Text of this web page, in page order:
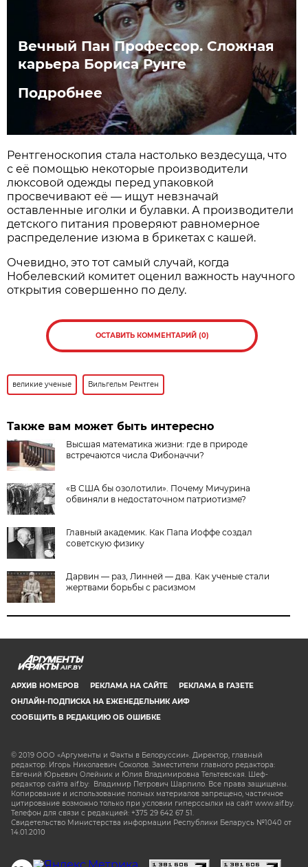
Вечный Пан Профессор. Сложная
карьера Бориса Рунге
Подробнее
Рентгеноскопия стала настолько вездесуща, что
с её помощью некоторые производители
люксовой одежды перед упаковкой
просвечивают её — ищут невзначай
оставленные иголки и булавки. А производители
детского питания проверяют равномерное
распределение изюма в брикетах с кашей.
Очевидно, это тот самый случай, когда
Нобелевский комитет оценил важность научного
открытия совершенно по делу.
ОСТАВИТЬ КОММЕНТАРИЙ (0)
великие ученые Вильгельм Рентген
Также вам может быть интересно
Высшая математика жизни: где в природе
встречаются числа Фибоначчи?
«В США бы озолотили». Почему Мичурина
обвиняли в недостаточном патриотизме?
Главный академик. Как Папа Иоффе создал
советскую физику
Дарвин — раз, Линней — два. Как ученые стали
жертвами борьбы с расизмом
AIF.BY
АРХИВ НОМЕРОВ РЕКЛАМА НА САЙТЕ
РЕКЛАМА В ГАЗЕТЕ
ОНЛАЙН-ПОДПИСКА НА ЕЖЕНЕДЕЛЬНИК АИФ
СООБЩИТЬ В РЕДАКЦИЮ ОБ ОШИБКЕ
© 2019 ООО «Аргументы и Факты в Белоруссии». Директор, главный
редактор: Игорь Николаевич Соколов. Заместители главного редактора:
Евгений Юрьевич Олейник и Юлия Владимировна Тельтевская. Шеф-
редактор сайта aif.by: Владимир Петрович Шарпило. Все права защищены.
Копирование и использование полных материалов запрещено, частичное
цитирование возможно только при условии гиперссылки на сайт www.aif.by.
Телефон для связи с редакцией: +375 29 642 67 51.
Свидетельство Министерства информации Республики Беларусь №1040 от
14.01.2010